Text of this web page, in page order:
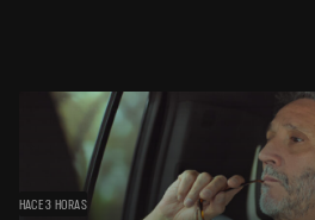
HACE 3 HORAS